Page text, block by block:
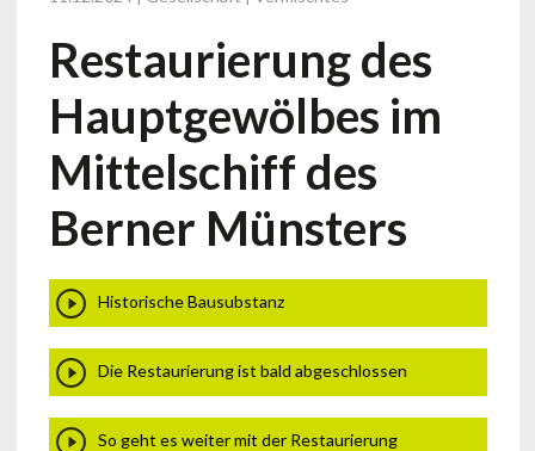
Restaurierung des
Hauptgewölbes im
Mittelschiff des
Berner Münsters
Historische Bausubstanz
Die Restaurierung ist bald abgeschlossen
So geht es weiter mit der Restaurierung